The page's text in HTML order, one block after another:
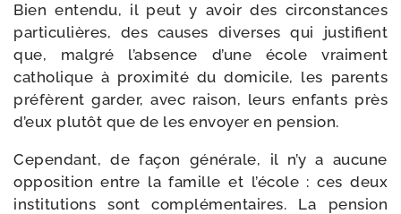
Bien enten­du, il peut y avoir des cir­cons­tances
par­ti­cu­lières, des causes diverses qui jus­ti­fient
que, mal­gré l’ab­sence d’une école vrai­ment
catho­lique à proxi­mi­té du domi­cile, les parents
pré­fèrent gar­der, avec rai­son, leurs enfants près
d’eux plu­tôt que de les envoyer en pension.
Cependant, de façon géné­rale, il n’y a aucune
oppo­si­tion entre la famille et l’école : ces deux
ins­ti­tu­tions sont com­plé­men­taires. La pen­sion